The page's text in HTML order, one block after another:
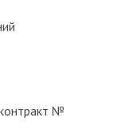
№